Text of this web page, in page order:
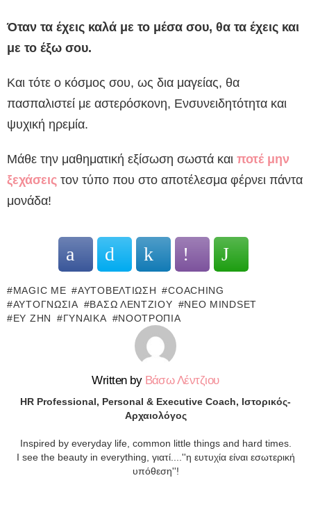
Όταν τα έχεις καλά με το μέσα σου, θα τα έχεις και
με το έξω σου.
Και τότε ο κόσμος σου, ως δια μαγείας, θα
πασπαλιστεί με αστερόσκονη, Ενσυνειδητότητα και
ψυχική ηρεμία.
Μάθε την μαθηματική εξίσωση σωστά και ποτέ μην
ξεχάσεις τον τύπο που στο αποτέλεσμα φέρνει πάντα
μονάδα!
MAGIC ME ΑΥΤΟΒΕΛΤΊΩΣΗ
COACHING
ΑΥΤΟΓΝΩΣΊΑ
ΒΆΣΩ ΛΈΝΤΖΙΟΥ
ΝΈΟ MINDSET
ΕΥ ΖΗΝ
ΓΥΝΑΊΚΑ ΝΟΟΤΡΟΠΊΑ
Written by Βάσω Λέντζιου
ΗR Professional, Personal & Executive Coach, Ιστορικός-
Αρχαιολόγος
Inspired by everyday life, common little things and hard times.
Ι see the beauty in everything, γιατί....''η ευτυχία είναι εσωτερική
υπόθεση''!